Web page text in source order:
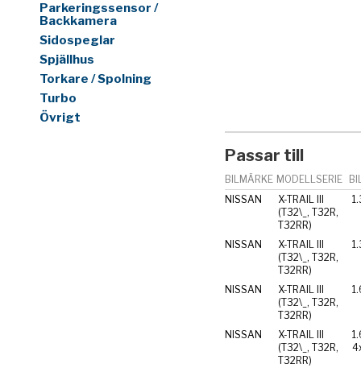
Parkeringssensor /
Backkamera
Sidospeglar
Spjällhus
Torkare / Spolning
Turbo
Övrigt
Passar till
BILMÄRKE MODELLSERIE
NISSAN
X-TRAIL III
(T32\_, T32R,
T32RR)
NISSAN
X-TRAIL III
(T32\_, T32R,
T32RR)
NISSAN
X-TRAIL III
(T32\_, T32R,
T32RR)
NISSAN
X-TRAIL III
(T32\_, T32R,
T32RR)